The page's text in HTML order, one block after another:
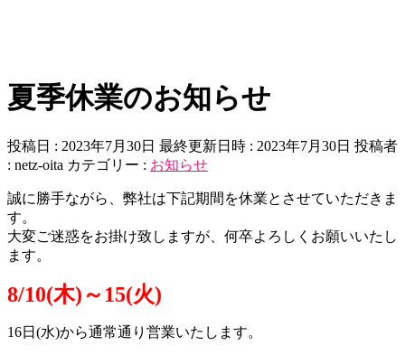
夏季休業のお知らせ
投稿日 : 2023年7月30日 最終更新日時 : 2023年7月30日 投稿者
: netz-oita カテゴリー : お知らせ
誠に勝手ながら、弊社は下記期間を休業とさせていただきま
す。
大変ご迷惑をお掛け致しますが、何卒よろしくお願いいたし
ます。
8/10(木)～15(火)
16日(水)から通常通り営業いたします。